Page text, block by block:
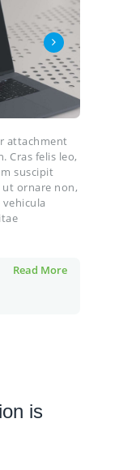
attachment
Cras felis leo,
suscipit
ut ornare non,
Read More
is